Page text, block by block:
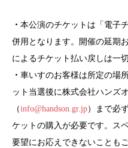
・ 本公演のチケットは「電子
併用となります。開催の延期
によるチケット払い戻しは一
・ 車いすのお客様は所定の場
ット当選後に株式会社ハンズ
（info@handson.gr.jp）
まで必
ケットの購入が必要です。ス
要望にお応えできないことも